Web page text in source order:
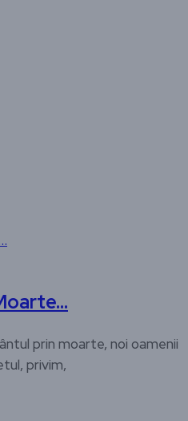
prin moarte, noi oamenii
privim,